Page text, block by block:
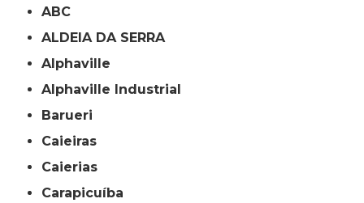
ABC
ALDEIA DA SERRA
Alphaville
Alphaville Industrial
Barueri
Caieiras
Caierias
Carapicuíba